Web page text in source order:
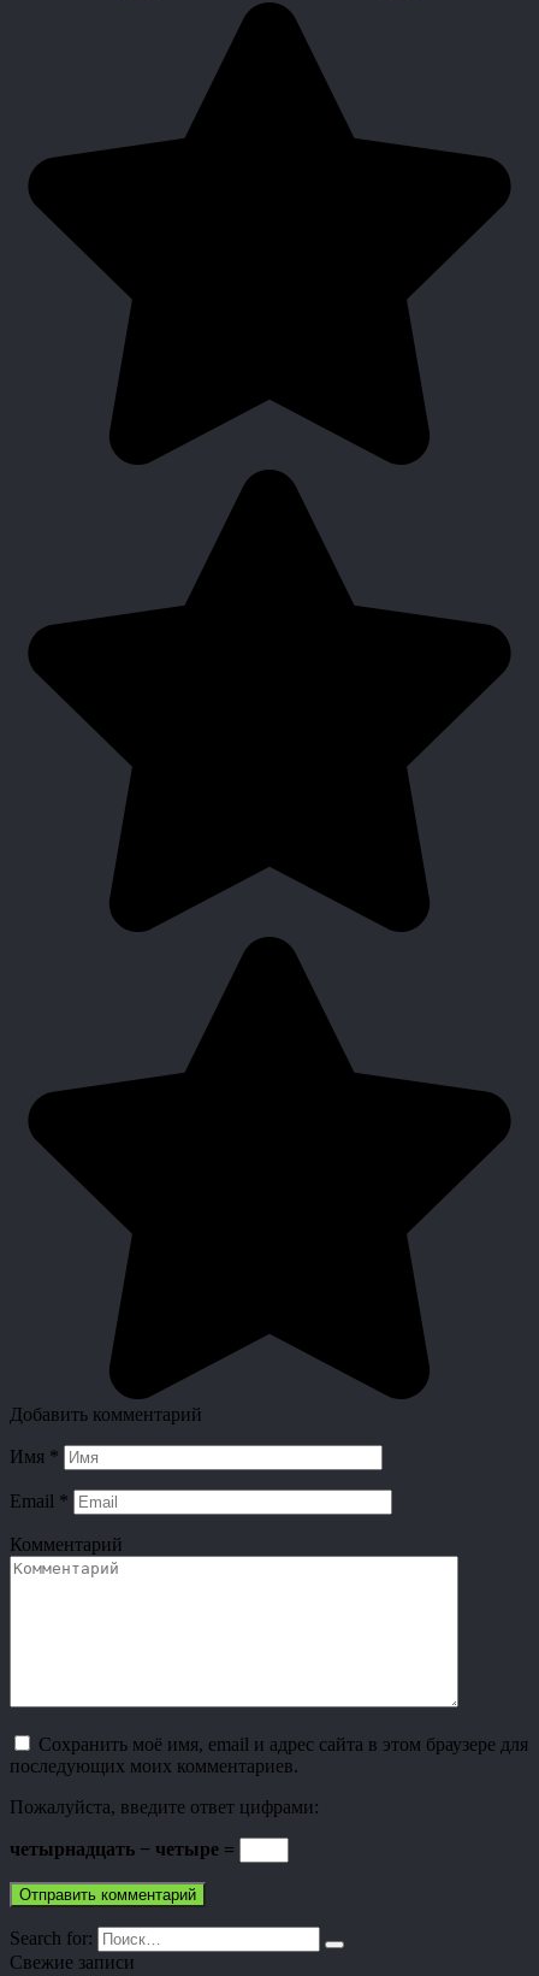
Добавить комментарий
Имя *
Email *
Комментарий
Сохранить моё имя, email и адрес сайта в этом браузере для
последующих моих комментариев.
Пожалуйста, введите ответ цифрами:
четырнадцать − четыре =
Search for:
Свежие записи